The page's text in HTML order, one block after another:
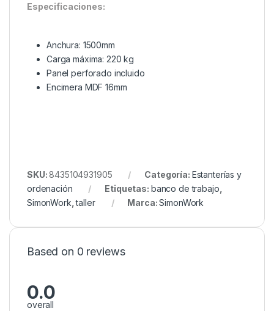
Especificaciones:
Anchura: 1500mm
Carga máxima: 220 kg
Panel perforado incluido
Encimera MDF 16mm
SKU:8435104931905 Categoría: Estanterías y
ordenación
Etiquetas: banco de trabajo
SimonWork ,taller Marca:SimonWork
Based on 0 reviews
0.0
overall